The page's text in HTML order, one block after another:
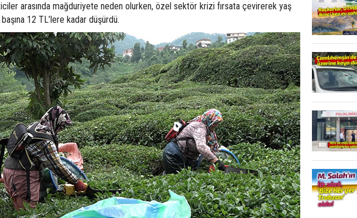
arasında mağduriyete neden olurken, özel sektör krizi fırsata çevirerek yaş
12 TL’lere kadar düşürdü.